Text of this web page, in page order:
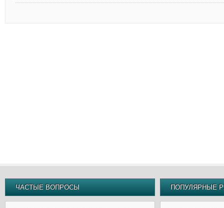
ЧАСТЫЕ ВОПРОСЫ ПОПУЛЯРНЫЕ